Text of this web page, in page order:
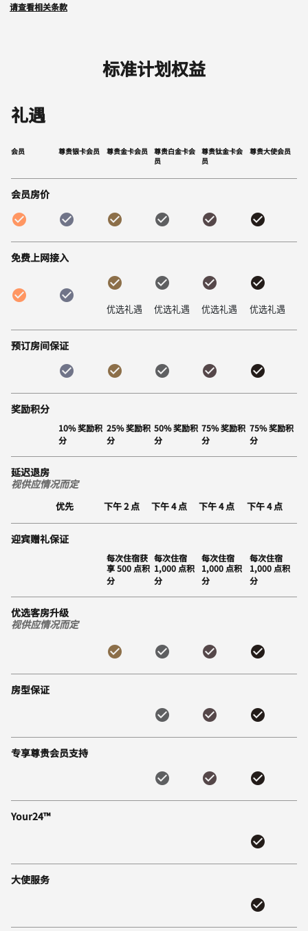
请查看相关条款
标准计划权益
礼遇
会员 尊贵银卡会员 尊贵金卡会员
尊贵白金卡会
员
尊贵钛金卡会
员
尊贵大使会员
会员房价
免费上网接入
优选礼遇 优选礼遇 优选礼遇 优选礼遇
预订房间保证
奖励积分
10% 奖励积
分
25% 奖励积
分
50% 奖励积
分
75% 奖励积
分
75% 奖励积
分
延迟退房
视供应情况而定
优先 下午 2 点 下午 4 点 下午 4 点 下午 4 点
迎宾赠礼保证
每次住宿获
享 500 点积
分
每次住宿
1,000 点积
分
每次住宿
1,000 点积
分
每次住宿
1,000 点积
分
优选客房升级
视供应情况而定
房型保证
专享尊贵会员支持
Your24™
大使服务